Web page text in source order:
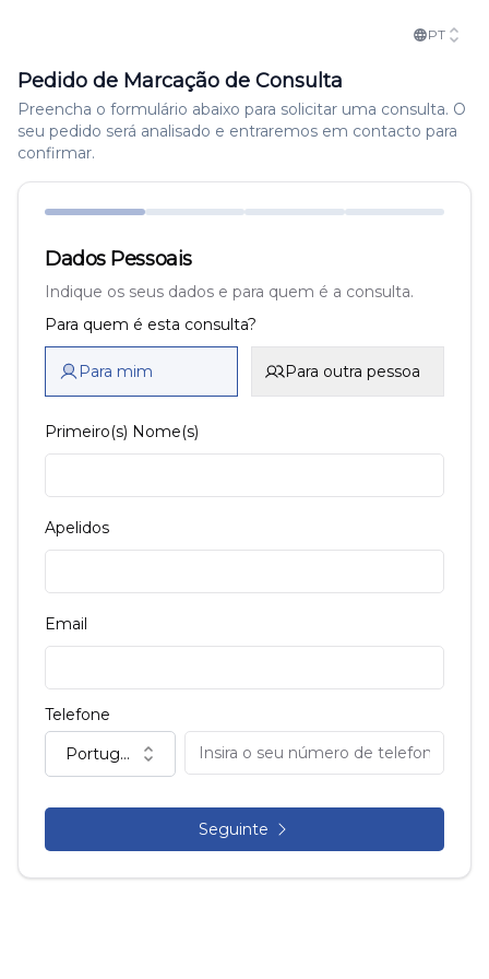
PT
Pedido de Marcação de Consulta
Preencha o formulário abaixo para solicitar uma consulta. O
seu pedido será analisado e entraremos em contacto para
confirmar.
Dados Pessoais
Indique os seus dados e para quem é a consulta.
Para quem é esta consulta?
Para mim Para outra pessoa
Primeiro(s) Nome(s)
Apelidos
Email
Telefone
Portugal (+351)
Seguinte